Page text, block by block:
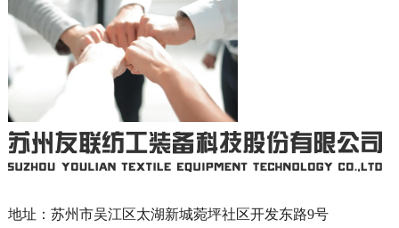
地址：苏州市吴江区太湖新城菀坪社区开发东路9号